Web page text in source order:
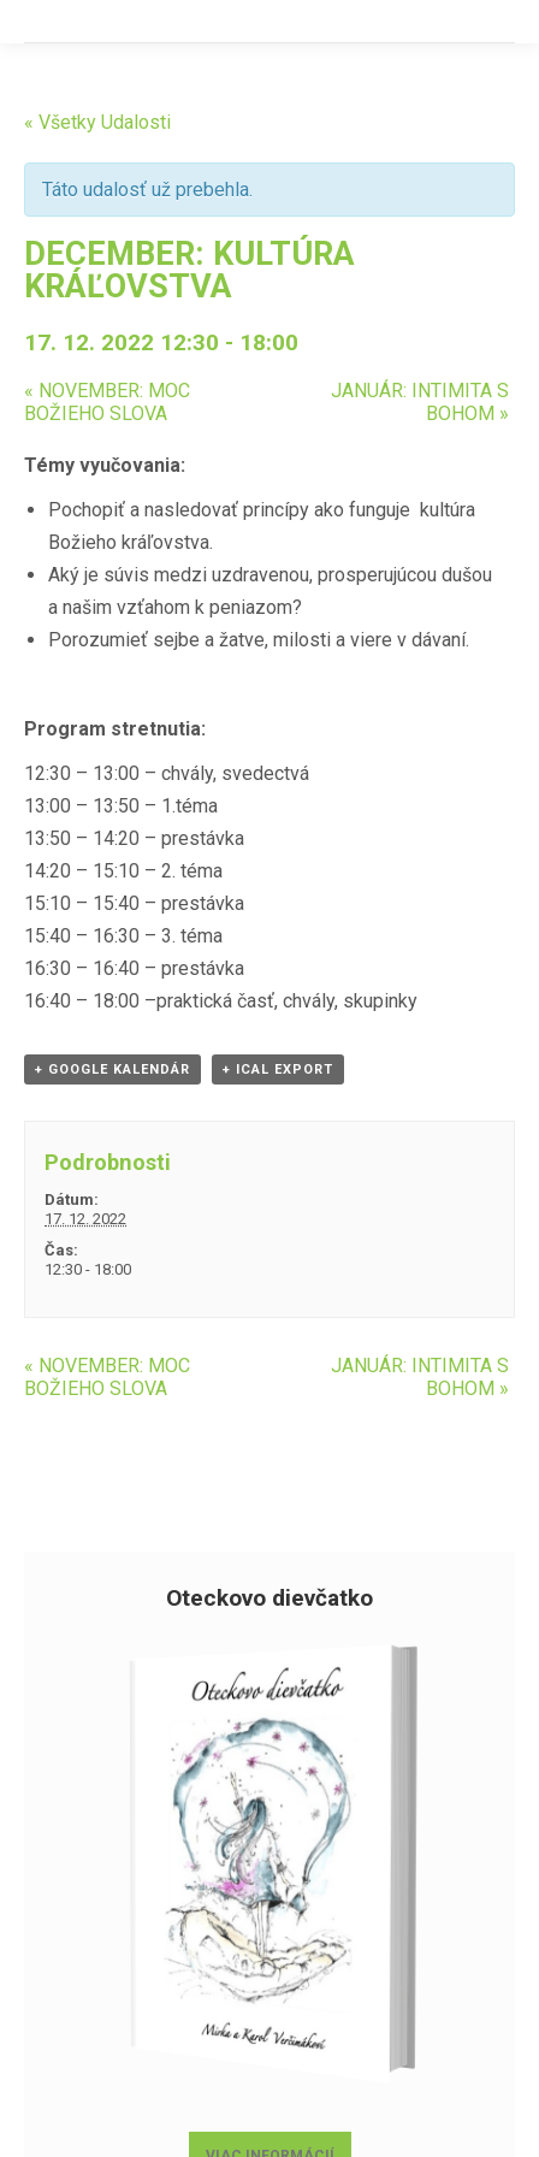
« Všetky Udalosti
Táto udalosť už prebehla.
DECEMBER: KULTÚRA
KRÁĽOVSTVA
17. 12. 2022 12:30 - 18:00
« NOVEMBER: MOC
BOŽIEHO SLOVA
JANUÁR: INTIMITA S
BOHOM »
Témy vyučovania:
Pochopiť a nasledovať princípy ako funguje kultúra
Božieho kráľovstva.
Aký je súvis medzi uzdravenou, prosperujúcou dušou
a našim vzťahom k peniazom?
Porozumieť sejbe a žatve, milosti a viere v dávaní.
Program stretnutia:
12:30 – 13:00 – chvály, svedectvá
13:00 – 13:50 – 1.téma
13:50 – 14:20 – prestávka
14:20 – 15:10 – 2. téma
15:10 – 15:40 – prestávka
15:40 – 16:30 – 3. téma
16:30 – 16:40 – prestávka
16:40 – 18:00 –praktická časť, chvály, skupinky
+ GOOGLE KALENDÁR + ICAL EXPORT
Podrobnosti
Dátum:
17. 12. 2022
Čas:
12:30 - 18:00
« NOVEMBER: MOC
BOŽIEHO SLOVA
JANUÁR: INTIMITA S
BOHOM »
Oteckovo dievčatko